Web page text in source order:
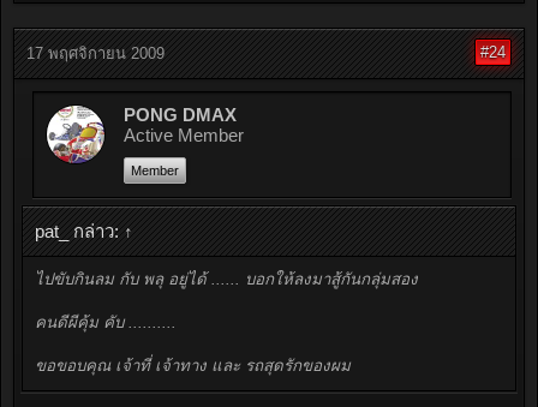
17 พฤศจิกายน 2009 #24
PONG DMAX
Active Member
Member
pat_ กล่าว: ↑
ไปขับกินลม กับ พลุ อยู่ได้ ...... บอกให้ลงมาสู้กันกลุ่มสอง
คนดีผีคุ้ม คับ ..........
ขอขอบคุณ เจ้าที่ เจ้าทาง และ รถสุดรักของผม